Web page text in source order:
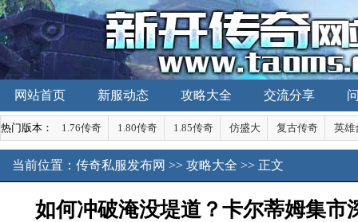
网站首页 新服动态 攻略大全 交流分享
热门版本： 1.76传奇 1.80传奇 1.85传奇 仿盛大 复古传奇 英雄
当前位置： 传奇私服发布网 >> 攻略大全 >> 正文
如何冲破淹没堤道？卡尔蒂姆集市